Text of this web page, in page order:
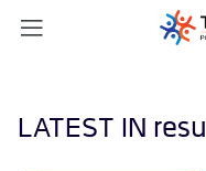
LATEST IN